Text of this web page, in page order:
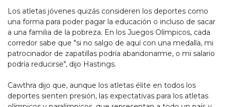
Los atletas jóvenes quizás consideren los deportes como
una forma para poder pagar la educación o incluso de sacar
a una familia de la pobreza. En los Juegos Olímpicos, cada
corredor sabe que "si no salgo de aquí con una medalla, mi
patrocinador de zapatillas podría abandonarme, o mi salario
podría reducirse", dijo Hastings.
Cawthra dijo que, aunque los atletas élite en todos los
deportes sienten presión, las expectativas para los atletas